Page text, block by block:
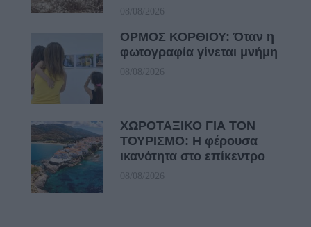
08/08/2026
ΟΡΜΟΣ ΚΟΡΘΙΟΥ: Όταν η
φωτογραφία γίνεται μνήμη
08/08/2026
ΧΩΡΟΤΑΞΙΚΟ ΓΙΑ ΤΟΝ
ΤΟΥΡΙΣΜΟ: Η φέρουσα
ικανότητα στο επίκεντρο
08/08/2026